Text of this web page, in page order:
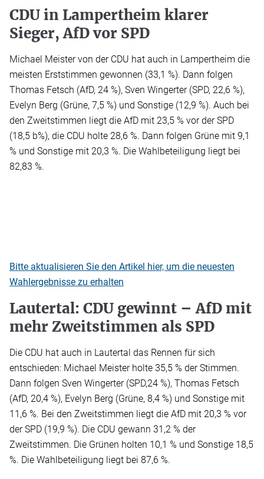
CDU in Lampertheim klarer
Sieger, AfD vor SPD
Michael Meister von der CDU hat auch in Lampertheim die
meisten Erststimmen gewonnen (33,1 %). Dann folgen
Thomas Fetsch (AfD, 24 %), Sven Wingerter (SPD, 22,6 %),
Evelyn Berg (Grüne, 7,5 %) und Sonstige (12,9 %). Auch bei
den Zweitstimmen liegt die AfD mit 23,5 % vor der SPD
(18,5 b%), die CDU holte 28,6 %. Dann folgen Grüne mit 9,1
% und Sonstige mit 20,3 %. Die Wahlbeteiligung liegt bei
82,83 %.
Bitte aktualisieren Sie den Artikel hier, um die neuesten
Wahlergebnisse zu erhalten
Lautertal: CDU gewinnt – AfD mit
mehr Zweitstimmen als SPD
Die CDU hat auch in Lautertal das Rennen für sich
entschieden: Michael Meister holte 35,5 % der Stimmen.
Dann folgen Sven Wingerter (SPD,24 %), Thomas Fetsch
(AfD, 20,4 %), Evelyn Berg (Grüne, 8,4 %) und Sonstige mit
11,6 %. Bei den Zweitstimmen liegt die AfD mit 20,3 % vor
der SPD (19,9 %). Die CDU gewann 31,2 % der
Zweitstimmen. Die Grünen holten 10,1 % und Sonstige 18,5
%. Die Wahlbeteiligung liegt bei 87,6 %.